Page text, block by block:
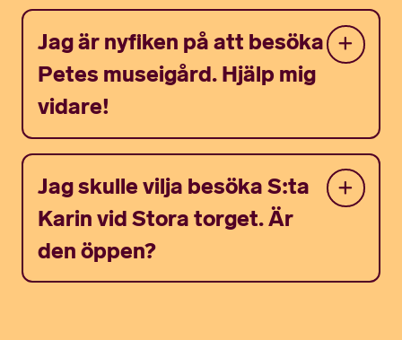
Jag är nyfiken på att besöka
Petes museigård. Hjälp mig
vidare!
Jag skulle vilja besöka S:ta
Karin vid Stora torget. Är
den öppen?